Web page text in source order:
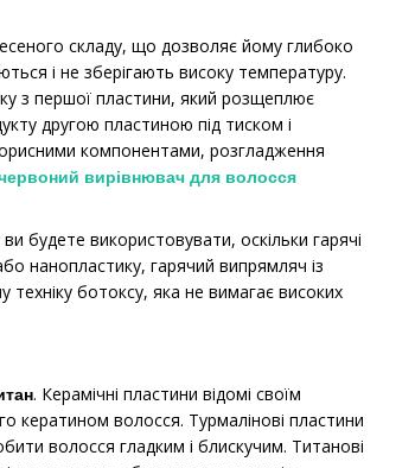
складу, що дозволяє йому глибоко
і не зберігають високу температуру.
з першої пластини, який розщеплює
другою пластиною під тиском і
компонентами, розгладження
вирівнювач для волосся
будете використовувати, оскільки гарячі
нанопластику, гарячий випрямляч із
ботоксу, яка не вимагає високих
. Керамічні пластини відомі своїм
кератином волосся. Турмалінові пластини
волосся гладким і блискучим. Титанові